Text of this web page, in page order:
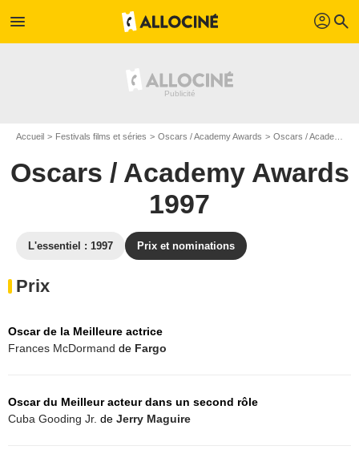
menu profil search
Accueil Festivals films et séries Oscars / Academy Awards Oscars / Academy Awards 1997
Oscars / Academy Awards
1997
L'essentiel : 1997 Prix et nominations
Prix
Oscar de la Meilleure actrice
Frances McDormand de Fargo
Oscar du Meilleur acteur dans un second rôle
Cuba Gooding Jr. de Jerry Maguire